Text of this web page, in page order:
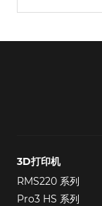
3D打印机
RMS220 系列
Pro3 HS 系列